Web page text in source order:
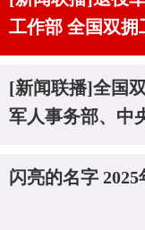
工作部 全国双拥
[新闻联播]全国
军人事务部、中
闪亮的名字